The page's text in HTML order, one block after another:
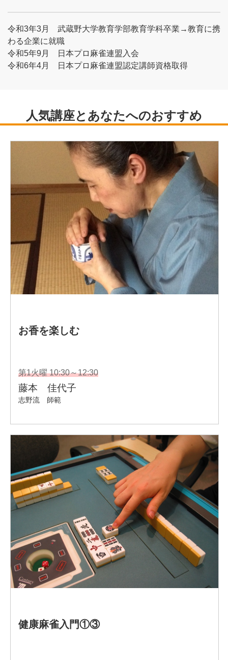
令和3年3月 武蔵野大学教育学部教育学科卒業→教育に携
わる企業に就職
令和5年9月 日本プロ麻雀連盟入会
令和6年4月 日本プロ麻雀連盟認定講師資格取得